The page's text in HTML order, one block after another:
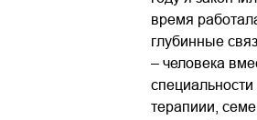
время
глубинные
– человека
терапиии,